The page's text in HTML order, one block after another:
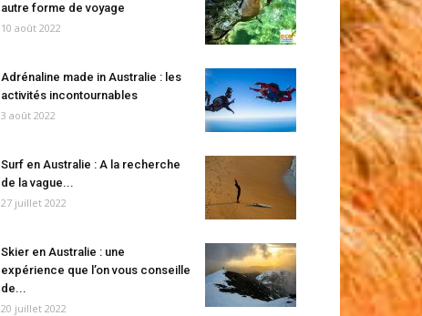
autre forme de voyage
10 août 2022
Adrénaline made in Australie : les
activités incontournables
3 août 2022
Surf en Australie : A la recherche
de la vague...
27 juillet 2022
Skier en Australie : une
expérience que l’on vous conseille
de...
20 juillet 2022